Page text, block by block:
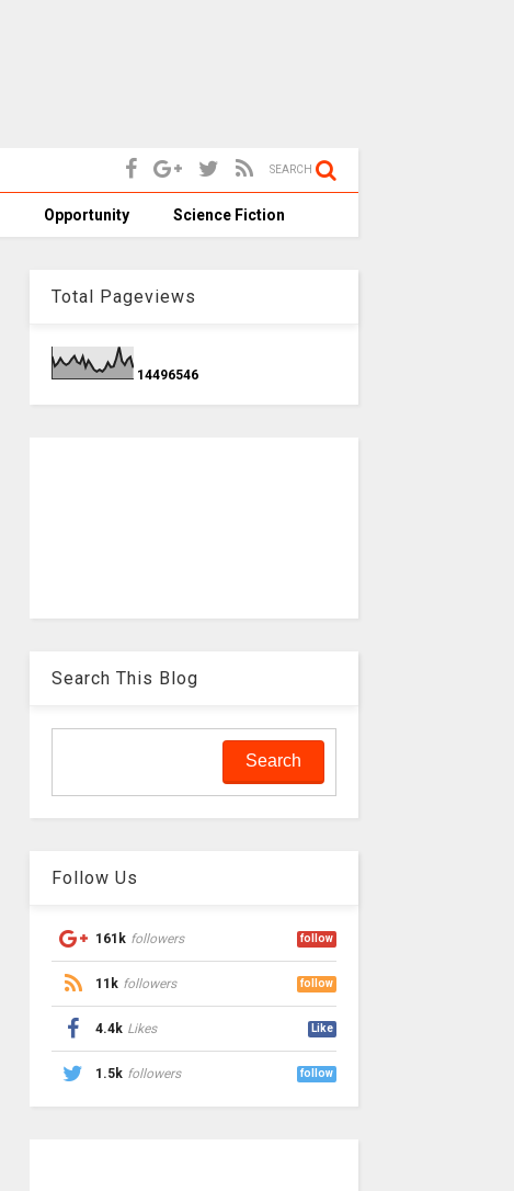
SEARCH
Opportunity Science Fiction
Total Pageviews
1 4496546
Search This Blog
Follow Us
161k followers follow
11k followers follow
4.4k Likes Like
1.5k followers follow